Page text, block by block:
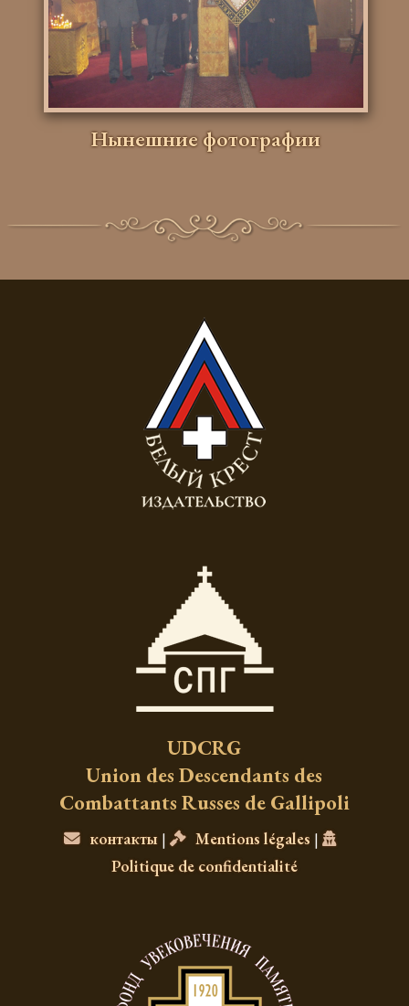
Нынешние фотографии
UDCRG
Union des Descendants des
Combattants Russes de Gallipoli
контакты| Mentions légales |
Politique de confidentialité